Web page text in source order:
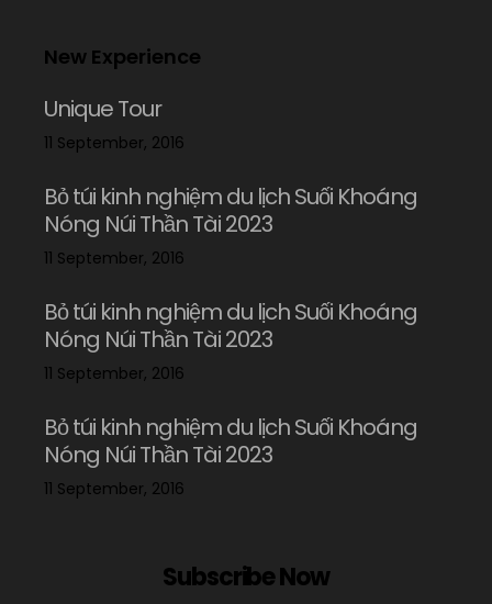
New Experience
Unique Tour
11 September, 2016
Bỏ túi kinh nghiệm du lịch Suối Khoáng
Nóng Núi Thần Tài 2023
11 September, 2016
Bỏ túi kinh nghiệm du lịch Suối Khoáng
Nóng Núi Thần Tài 2023
11 September, 2016
Bỏ túi kinh nghiệm du lịch Suối Khoáng
Nóng Núi Thần Tài 2023
11 September, 2016
Subscribe Now